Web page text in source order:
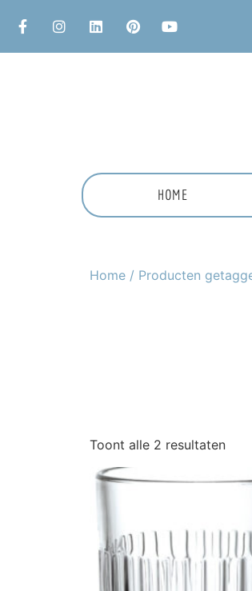
HOME
Home / Producten
Toont alle 2 resultaten